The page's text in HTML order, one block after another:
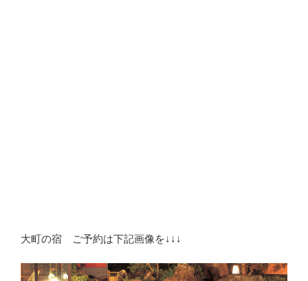
大町の宿 ご予約は下記画像を↓↓↓